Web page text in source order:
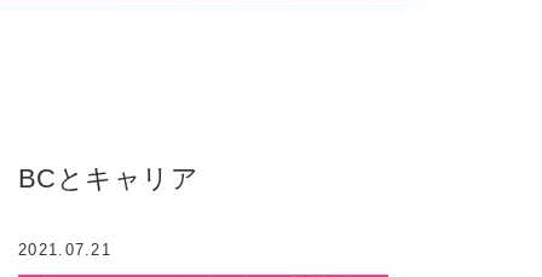
BCとキャリア
2021.07.21